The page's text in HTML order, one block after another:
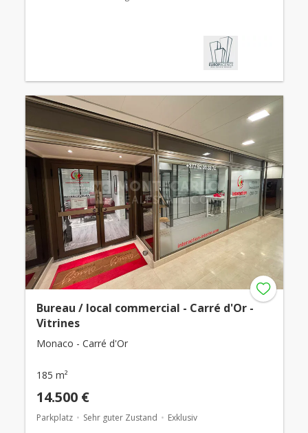
Bureau / local commercial - Carré d'Or -
Vitrines
Monaco - Carré d'Or
185 m²
14.500 €
Parkplatz Sehr guter Zustand Exklusiv